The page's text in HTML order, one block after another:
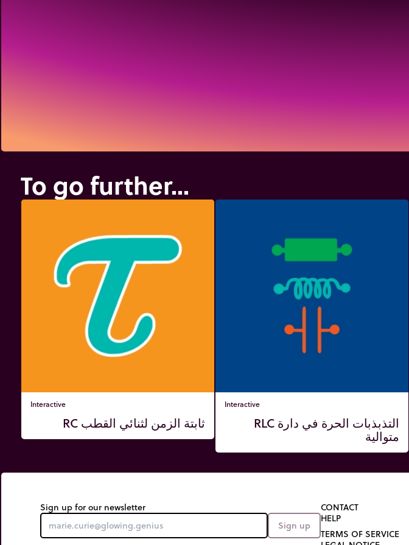
To go further...
Interactive
ثابتة الزمن لثنائي القطب RC
Interactive
التذبذبات الحرة في دارة RLC
متوالية
Sign up for our newsletter
Sign up
CONTACT
HELP
TERMS OF SERVICE